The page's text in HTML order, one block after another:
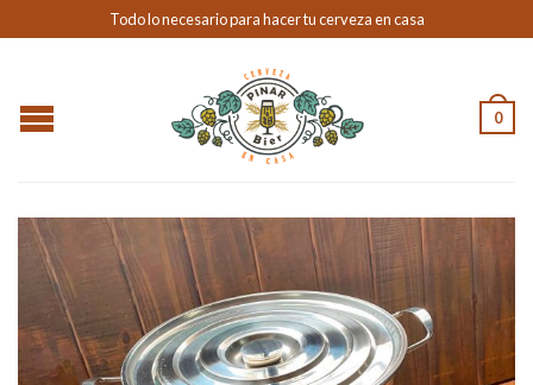
Todo lo necesario para hacer tu cerveza en casa
0